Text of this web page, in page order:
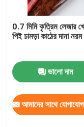
0.7 মিমি কৃত্রিম লেজার
পিই চামড়া কাঠের দানা নরম
ভালো দাম
আমাদের সাথে